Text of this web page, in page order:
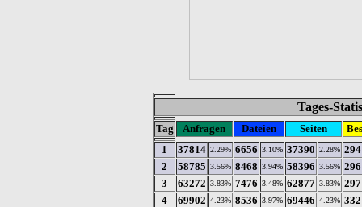
Tages-
Tag Anfragen Dateien Seiten
1
37814 2.29% 6656 3.10% 37390 2.28% 294
2
58785 3.56% 8468 3.94% 58396 3.56% 296
3
63272 3.83% 7476 3.48% 62877 3.83% 297
4
69902 4.23% 8536 3.97% 69446 4.23% 332